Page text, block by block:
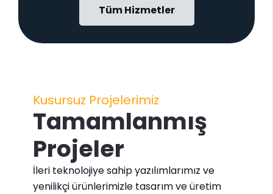
Tüm Hizmetler
Kusursuz Projelerimiz
Tamamlanmış
Projeler
İleri teknolojiye sahip yazılımlarımız ve
yenilikçi ürünlerimizle tasarım ve üretim